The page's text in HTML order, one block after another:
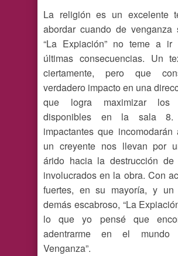
La religión es un excelente
abordar cuando de venganza
“La Expiación” no teme a ir
últimas consecuencias. Un
ciertamente, pero que
verdadero impacto en una
que logra maximizar los
disponibles en la sala 8.
impactantes que
un creyente nos llevan por
árido hacia la destrucción de
involucrados en la obra. Con
fuertes, en su mayoría, y un
demás escabroso, “La
lo que yo pensé que
adentrarme en el mundo
Venganza”.